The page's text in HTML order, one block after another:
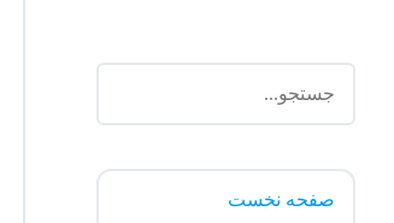
صفحه نخست